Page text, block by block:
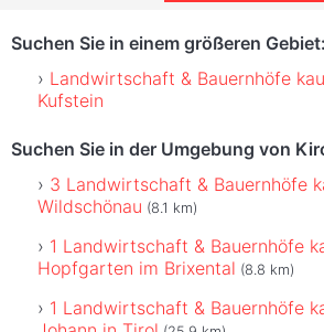
Suchen Sie in einem größeren Gebiet:
Landwirtschaft & Bauernhöfe
Kufstein
Suchen Sie in der Umgebung von
3 Landwirtschaft & Bauernhöfe
Wildschönau (8.1 km)
1 Landwirtschaft & Bauernhöfe
Hopfgarten im Brixental (8.8 km)
1 Landwirtschaft & Bauernhöfe